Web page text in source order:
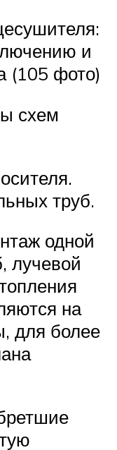
и
(105 фото)
схем
труб.
одной
лучевой
на
для более